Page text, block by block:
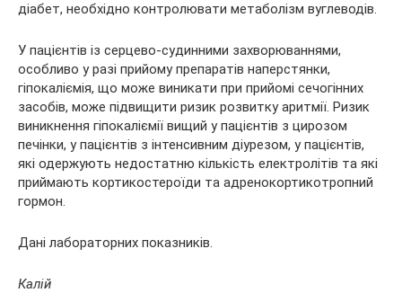
діабет, необхідно контролювати метаболізм вуглеводів.
У пацієнтів із серцево-судинними захворюваннями,
особливо у разі прийому препаратів наперстянки,
гіпокаліємія, що може виникати при прийомі сечогінних
засобів, може підвищити ризик розвитку аритмії. Ризик
виникнення гіпокаліємії вищий у пацієнтів з цирозом
печінки, у пацієнтів з інтенсивним діурезом, у пацієнтів,
які одержують недостатню кількість електролітів та які
приймають кортикостероїди та адренокортикотропний
гормон.
Дані лабораторних показників.
Калій